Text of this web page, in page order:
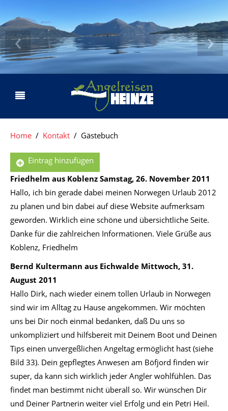
›
‹
Home Kontakt Gästebuch
Eintrag hinzufügen
Friedhelm aus Koblenz Samstag, 26. November 2011
Hallo, ich bin gerade dabei meinen Norwegen Urlaub 2012
zu planen und bin dabei auf diese Website aufmerksam
geworden. Wirklich eine schöne und übersichtliche Seite.
Danke für die zahlreichen Informationen. Viele Grüße aus
Koblenz, Friedhelm
Bernd Kultermann aus Eichwalde Mittwoch, 31.
August 2011
Hallo Dirk, nach wieder einem tollen Urlaub in Norwegen
sind wir im Alltag zu Hause angekommen. Wir möchten
uns bei Dir noch einmal bedanken, daß Du uns so
unkompliziert und hilfsbereit mit Deinem Boot und Deinen
Tips einen unvergeßlichen Angeltag ermöglicht hast (siehe
Bild 33). Dein gepflegtes Anwesen am Böfjord finden wir
super, da kann sich wirklich jeder Angler wohlfühlen. Das
findet man bestimmt nicht überall so. Wir wünschen Dir
und Deiner Partnerin weiter viel Erfolg und ein Petri Heil.